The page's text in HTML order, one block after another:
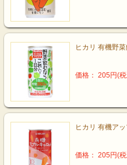
ヒカリ 有機野
価格： 205円(
ヒカリ 有機ア
価格： 205円(